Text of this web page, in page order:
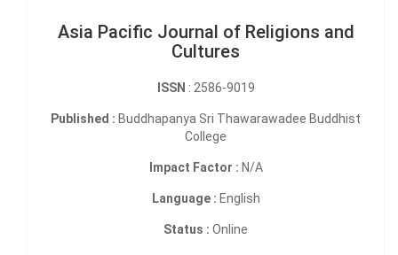
Asia Pacific Journal of Religions and
Cultures
ISSN : 2586-9019
Published : Buddhapanya Sri Thawarawadee Buddhist
College
Impact Factor : N/A
Language : English
Status : Online